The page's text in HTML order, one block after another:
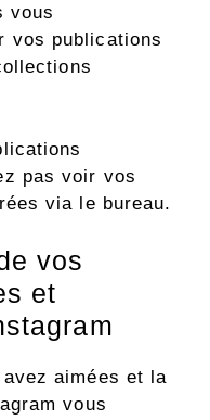
vous
vos publications
pas voir vos
via le bureau.
vos
et
aimées et la
vous